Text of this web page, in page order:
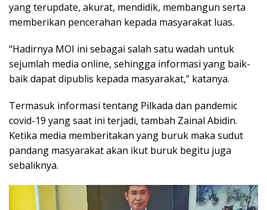
yang terupdate, akurat, mendidik, membangun serta
memberikan pencerahan kepada masyarakat luas.
“Hadirnya MOI ini sebagai salah satu wadah untuk
sejumlah media online, sehingga informasi yang baik-
baik dapat dipublis kepada masyarakat,” katanya.
Termasuk informasi tentang Pilkada dan pandemic
covid-19 yang saat ini terjadi, tambah Zainal Abidin.
Ketika media memberitakan yang buruk maka sudut
pandang masyarakat akan ikut buruk begitu juga
sebaliknya.